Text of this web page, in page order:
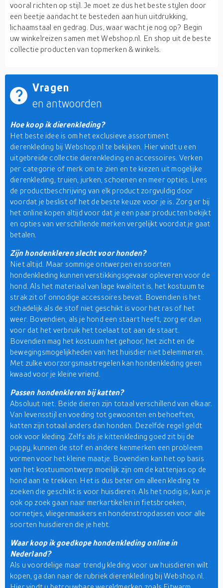
vooral richten op stijl. Je moet ze dus het beste stylen door
een beetje aandacht te besteden aan hun uitdrukking,
lichaamstaal en gedrag. Dus, waar wacht je nog op? Begin
uw winkelreizen samen met Webshop.nl. En shop uit de beste
collectie producten van topmerken & winkels.
Vragen
en antwoorden
Hoe koop ik dierenkleding?
Het beste idee is om het exclusieve assortiment
dierenkleding bij Webshop.nl te bekijken. Hier vindt u een
uitgebreide collectie dierenkleding en accessoires. Verken
per categorie of merk om te zien en te kiezen uit mogelijke
dierenkleding, truien, jurken, schoenen en meer opties. Lees
de productbeschrijving van elk product zorgvuldig door
voordat je beslist of het de beste keuze voor je is. Zorg er bij
het online kopen altijd voor dat je een paar producten bekijkt
en opties van verschillende merken vergelijkt voordat je gaat
betalen.
Zijn hondenkleren slecht voor honden?
Niet altijd. Maar sommige ontwerpen en soorten
hondenkleding kunnen verstikkingsgevaar opleveren voor de
hond. Als het materiaal van lage kwaliteit is, het kostuum te
strak zit of onnodige accessoires bevat. Bovendien is het
schadelijk als de stof niet geschikt is voor het ras of het
weer. Bovendien, als je hond een staart heeft, zorg er dan
voor dat het verbruik het toelaat tot aan de staart.
Bovendien mag het kostuum het gehoor, het zicht en de
bewegingsmogelijkheden van het huisdier niet belemmeren.
Met zulke voorzorgsmaatregelen kan hondenkleding geen
kwaad voor je kleine vriend.
Passen hondenkleren bij katten?
Absoluut niet. Beide dieren zijn totaal verschillend van elkaar.
Van levensstijl en voeding tot gewoonten en behoeften,
katten zijn totaal anders dan honden. Dezelfde regel geldt
ook voor kleding. Zelfs als je kittenkleding goed zit bij de
puppy, kunnen de stof en andere kenmerken een probleem
vormen voor het kleine maatje. Bovendien kan het op basis
van het kostuumontwerp moeilijk zijn om de kattenjas op de
hond aan te trekken. Het is dus beter om alleen kleding te
zoeken die geschikt is voor huisdieren. Als het nodig is, kun je
ook op zoek gaan naar merkartikelen in fietsbroeken,
oornetjes, vliegenmaskers en hondenstropdassen voor alle
soorten huisdieren die je hebt.
Waar koop ik goedkope hondenkleding online in
Nederland?
Als u voordelige maar trendy kleding voor uw huisdieren wilt
kopen, ga dan naar de rubriek dierenkleding bij Webshop.nl.